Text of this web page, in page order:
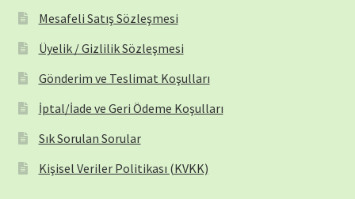
Mesafeli Satış Sözleşmesi
Üyelik / Gizlilik Sözleşmesi
Gönderim ve Teslimat Koşulları
İptal/İade ve Geri Ödeme Koşulları
Sık Sorulan Sorular
Kişisel Veriler Politikası (KVKK)